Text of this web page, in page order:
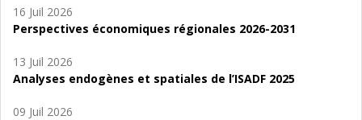
16 Juil 2026
Perspectives économiques régionales 2026-2031
13 Juil 2026
Analyses endogènes et spatiales de l’ISADF 2025
09 Juil 2026